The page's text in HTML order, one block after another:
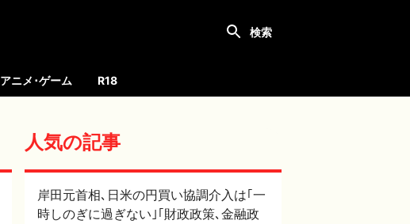
アニメ･ゲーム R18
人気の記事
岸田元首相､日米の円買い協調介入は｢一
時しのぎに過ぎない｣｢財政政策､金融政